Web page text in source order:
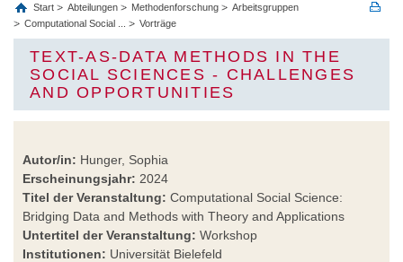
Start Abteilungen Methodenforschung
Arbeitsgruppen
Computational Social ...
Vorträge
TEXT-AS-DATA METHODS IN THE
SOCIAL SCIENCES - CHALLENGES
AND OPPORTUNITIES
Autor/in: Hunger, Sophia
Erscheinungsjahr: 2024
Titel der Veranstaltung: Computational Social Science:
Bridging Data and Methods with Theory and Applications
Untertitel der Veranstaltung: Workshop
Institutionen: Universität Bielefeld